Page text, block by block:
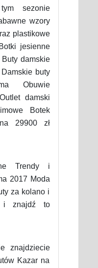
sezonie
wzory
plastikowe
jesienne
damskie
buty
Obuwie
damski
Botek
29900 zł
Trendy i
2017 Moda
za kolano i
i znajdź to
znajdziecie
Kazar na